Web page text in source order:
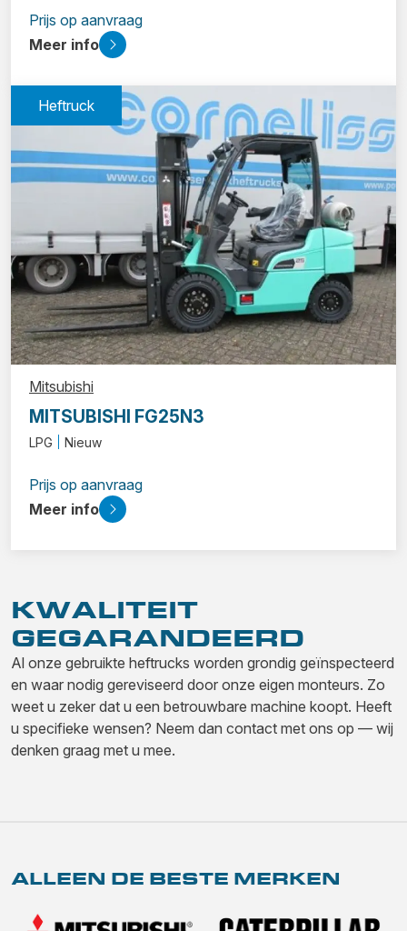
Prijs op aanvraag
Meer info
Heftruck
Mitsubishi
MITSUBISHI FG25N3
LPG Nieuw
Prijs op aanvraag
Meer info
KWALITEIT
GEGARANDEERD
Al onze gebruikte heftrucks worden grondig geïnspecteerd
en waar nodig gereviseerd door onze eigen monteurs. Zo
weet u zeker dat u een betrouwbare machine koopt. Heeft
u specifieke wensen? Neem dan contact met ons op — wij
denken graag met u mee.
ALLEEN DE BESTE MERKEN